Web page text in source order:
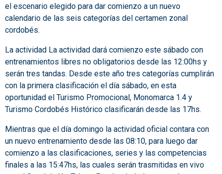
el escenario elegido para dar comienzo a un nuevo
calendario de las seis categorías del certamen zonal
cordobés.
La actividad La actividad dará comienzo este sábado con
entrenamientos libres no obligatorios desde las 12:00hs y
serán tres tandas. Desde este año tres categorías cumplirán
con la primera clasificación el día sábado, en esta
oportunidad el Turismo Promocional, Monomarca 1.4 y
Turismo Cordobés Histórico clasificarán desde las 17hs.
Mientras que el día domingo la actividad oficial contara con
un nuevo entrenamiento desde las 08:10, para luego dar
comienzo a las clasificaciones, series y las competencias
finales a las 15:47hs, las cuales serán trasmitidas en vivo